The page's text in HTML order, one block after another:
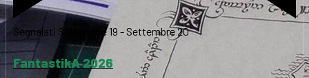
Segnalati Settembre 19 - Settembre 20
FantastikA 2026